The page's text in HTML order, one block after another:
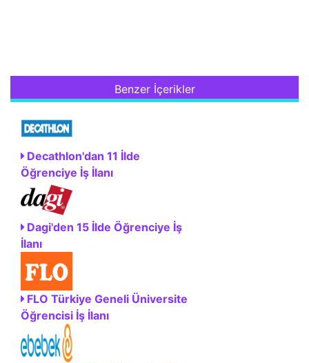
Benzer İçerikler
Decathlon'dan 11 İlde
Öğrenciye İş İlanı
Dagi'den 15 İlde Öğrenciye İş
İlanı
FLO Türkiye Geneli Üniversite
Öğrencisi İş İlanı